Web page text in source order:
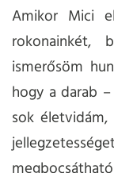
Amikor Mici
rokonainkét,
ismerősöm
hogy a darab
sok